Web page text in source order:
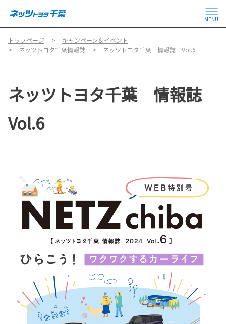
MENU
トップページ
キャンペーン＆イベント
ネッツトヨタ千葉情報誌
ネッツトヨタ千葉 情報誌 Vol.6
ネッツトヨタ千葉 情報誌
Vol.6